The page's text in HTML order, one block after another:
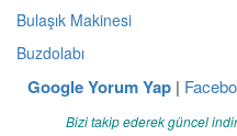
Bulaşık Makinesi
Buzdolabı
Google Yorum Yap|
Bizi takip ederek güncel